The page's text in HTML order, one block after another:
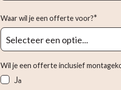
Waar wil je een offerte voor?*
Wil je een offerte inclusief
Ja